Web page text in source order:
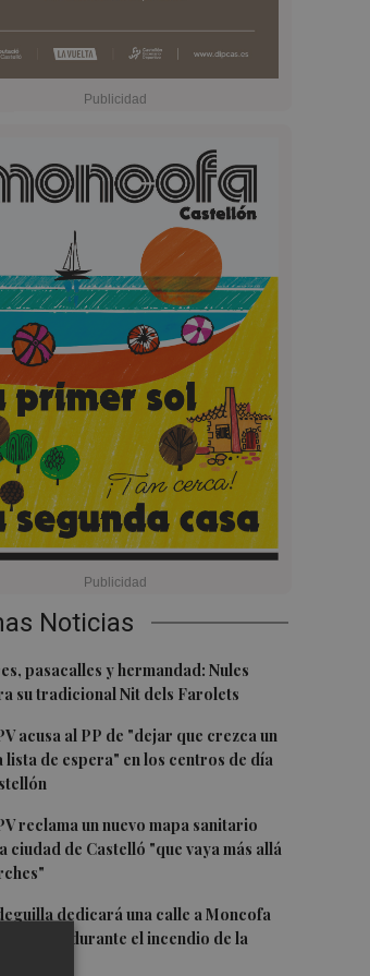
Noticias
pasacalles y hermandad: Nules
su tradicional Nit dels Farolets
acusa al PP de "dejar que crezca un
lista de espera" en los centros de día
reclama un nuevo mapa sanitario
ciudad de Castelló "que vaya más allá
dedicará una calle a Moncofa
acogida durante el incendio de la